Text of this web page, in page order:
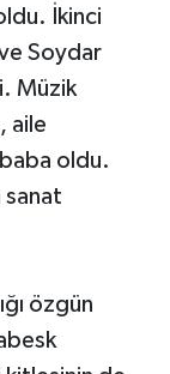
İkinci
Soydar
Müzik
aile
oldu.
sanat
özgün